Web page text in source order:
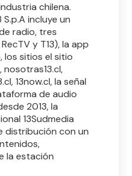
chilena.
incluye un
radio, tres
y T13), la app
los sitios el sitio
nosotras13.cl,
13now.cl, la señal
de audio
2013, la
13Sudmedia
distribución con un
la estación